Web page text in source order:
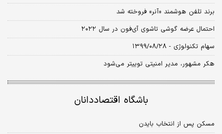
برند تلفن هوشمند «آنر» فروخته شد
احتمال عرضه گوشی تاشوی آی‌فون در سال ۲۰۲۲
سهام تکنولوژی - ۱۳۹۹/۰۸/۲۸
هکر مشهور، مدیر امنیتی توییتر می‌شود
باشگاه اقتصاددانان
مسکن پس از انتخاب بایدن